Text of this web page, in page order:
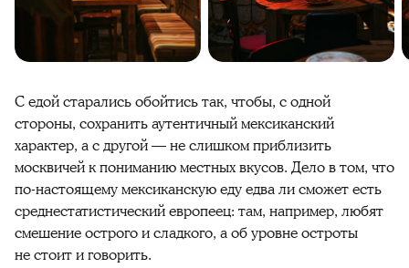
С едой старались обойтись так, чтобы, с одной
стороны, сохранить аутентичный мексиканский
характер, а с другой — не слишком приблизить
москвичей к пониманию местных вкусов. Дело в том, что
по-настоящему мексиканскую еду едва ли сможет есть
среднестатистический европеец: там, например, любят
смешение острого и сладкого, а об уровне остроты
не стоит и говорить.